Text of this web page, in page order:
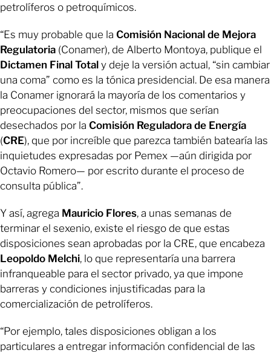
petrolíferos o petroquímicos.
“Es muy probable que la Comisión Nacional de Mejora
Regulatoria (Conamer), de Alberto Montoya, publique el
Dictamen Final Total y deje la versión actual, “sin cambiar
una coma” como es la tónica presidencial. De esa manera
la Conamer ignorará la mayoría de los comentarios y
preocupaciones del sector, mismos que serían
desechados por la Comisión Reguladora de Energía
(CRE), que por increíble que parezca también batearía las
inquietudes expresadas por Pemex —aún dirigida por
Octavio Romero— por escrito durante el proceso de
consulta pública”.
Y así, agrega Mauricio Flores, a unas semanas de
terminar el sexenio, existe el riesgo de que estas
disposiciones sean aprobadas por la CRE, que encabeza
Leopoldo Melchi, lo que representaría una barrera
infranqueable para el sector privado, ya que impone
barreras y condiciones injustificadas para la
comercialización de petrolíferos.
“Por ejemplo, tales disposiciones obligan a los
particulares a entregar información confidencial de las